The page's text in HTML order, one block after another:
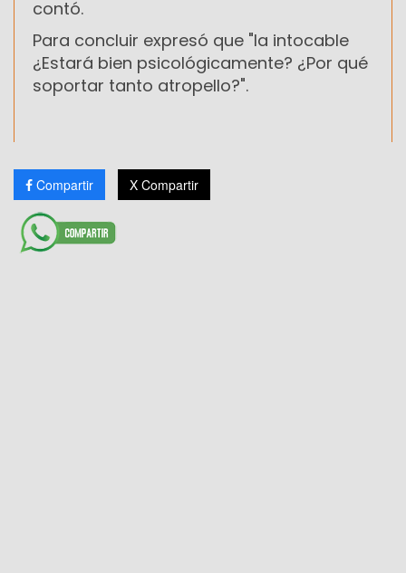
contó.
Para concluir expresó que "la intocable
¿Estará bien psicológicamente? ¿Por qué
soportar tanto atropello?".
Compartir X Compartir